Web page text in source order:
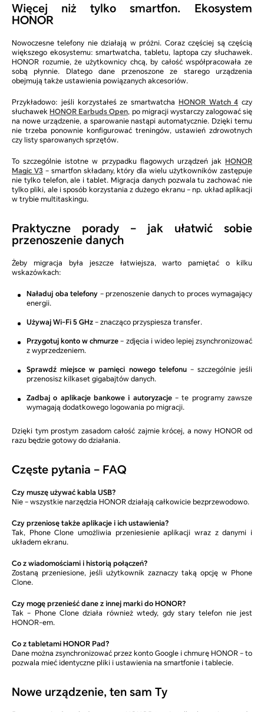
Więcej niż tylko smartfon. Ekosystem
HONOR
Nowoczesne telefony nie działają w próżni. Coraz częściej są częścią
większego ekosystemu: smartwatcha, tabletu, laptopa czy słuchawek.
HONOR rozumie, że użytkownicy chcą, by całość współpracowała ze
sobą płynnie. Dlatego dane przenoszone ze starego urządzenia
obejmują także ustawienia powiązanych akcesoriów.
Przykładowo: jeśli korzystałeś ze smartwatcha HONOR Watch 4 czy
słuchawek HONOR Earbuds Open, po migracji wystarczy zalogować się
na nowe urządzenie, a sparowanie nastąpi automatycznie. Dzięki temu
nie trzeba ponownie konfigurować treningów, ustawień zdrowotnych
czy listy sparowanych sprzętów.
To szczególnie istotne w przypadku flagowych urządzeń jak HONOR
Magic V3– smartfon składany, który dla wielu użytkowników zastępuje
nie tylko telefon, ale i tablet. Migracja danych pozwala tu zachować nie
tylko pliki, ale i sposób korzystania z dużego ekranu – np. układ aplikacji
w trybie multitaskingu.
Praktyczne porady – jak ułatwić sobie
przenoszenie danych
Żeby migracja była jeszcze łatwiejsza, warto pamiętać o kilku
wskazówkach:
Naładuj oba telefony – przenoszenie danych to proces wymagający
energii.
Używaj Wi-Fi 5 GHz – znacząco przyspiesza transfer.
Przygotuj konto w chmurze – zdjęcia i wideo lepiej zsynchronizować
z wyprzedzeniem.
Sprawdź miejsce w pamięci nowego telefonu– szczególnie jeśli
przenosisz kilkaset gigabajtów danych.
Zadbaj o aplikacje bankowe i autoryzacje– te programy zawsze
wymagają dodatkowego logowania po migracji.
Dzięki tym prostym zasadom całość zajmie krócej, a nowy HONOR od
razu będzie gotowy do działania.
Częste pytania – FAQ
Czy muszę używać kabla USB?
Nie – wszystkie narzędzia HONOR działają całkowicie bezprzewodowo.
Czy przeniosę także aplikacje i ich ustawienia?
Tak, Phone Clone umożliwia przeniesienie aplikacji wraz z danymi i
układem ekranu.
Co z wiadomościami i historią połączeń?
Zostaną przeniesione, jeśli użytkownik zaznaczy taką opcję w Phone
Clone.
Czy mogę przenieść dane z innej marki do HONOR?
Tak – Phone Clone działa również wtedy, gdy stary telefon nie jest
HONOR-em.
Co z tabletami HONOR Pad?
Dane można zsynchronizować przez konto Google i chmurę HONOR – to
pozwala mieć identyczne pliki i ustawienia na smartfonie i tablecie.
Nowe urządzenie, ten sam Ty